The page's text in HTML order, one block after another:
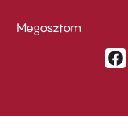
Megosztom